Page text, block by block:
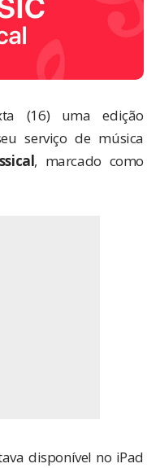
(16) uma edição
serviço de música
, marcado como
disponível no iPad